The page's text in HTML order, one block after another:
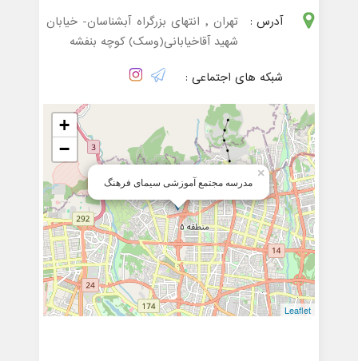
آدرس :
تهران , انتهای بزرگراه آبشناسان- خیابان
شهید آقاخیابانی(وسک) کوچه بنفشه
شبکه های اجتماعی :
مدرسه مجتمع آموزشی سیمای فرهنگ
×
+
−
Leaflet